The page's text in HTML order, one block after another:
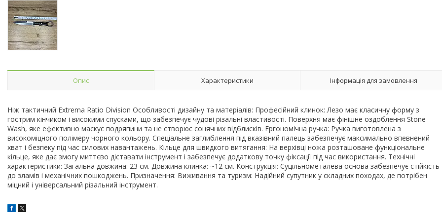
Опис Характеристики Інформація для замовлення
Ніж тактичний Extrema Ratio Division Особливості дизайну та матеріалів: Професійний клинок: Лезо має класичну форму з
гострим кінчиком і високими спусками, що забезпечує чудові різальні властивості. Поверхня має фінішне оздоблення Stone
Wash, яке ефективно маскує подряпини та не створює сонячних відблисків. Ергономічна ручка: Ручка виготовлена з
високоміцного полімеру чорного кольору. Спеціальне заглиблення під вказівний палець забезпечує максимально впевнений
хват і безпеку під час силових навантажень. Кільце для швидкого витягання: На верхівці ножа розташоване функціональне
кільце, яке дає змогу миттєво діставати інструмент і забезпечує додаткову точку фіксації під час використання. Технічні
характеристики: Загальна довжина: 23 см. Довжина клинка: ~12 см. Конструкція: Суцільнометалева основа забезпечує стійкість
до зламів і механічних пошкоджень. Призначення: Виживання та туризм: Надійний супутник у складних походах, де потрібен
міцний і універсальний різальний інструмент.